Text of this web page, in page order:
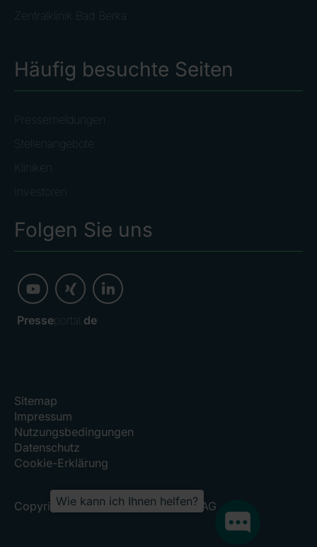
Zentralklinik Bad Berka
Häufig besuchte Seiten
Pressemeldungen
Stellenangebote
Kliniken
Investoren
Folgen Sie uns
Presseportal. de
Sitemap
Impressum
Nutzungsbedingungen
Datenschutz
Cookie-Erklärung
Copyright 2026, RHÖN-KLINIKUM AG
Wie kann ich Ihnen helfen?